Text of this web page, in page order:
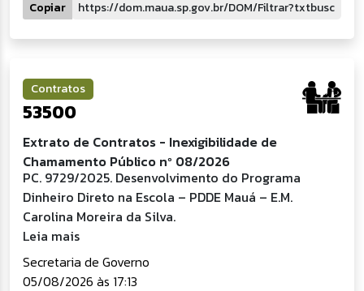
Copiar
Contratos
53500
Extrato de Contratos - Inexigibilidade de
Chamamento Público nº 08/2026
PC. 9729/2025. Desenvolvimento do Programa
Dinheiro Direto na Escola – PDDE Mauá – E.M.
Carolina Moreira da Silva.
Leia mais
Secretaria de Governo
05/08/2026 às 17:13